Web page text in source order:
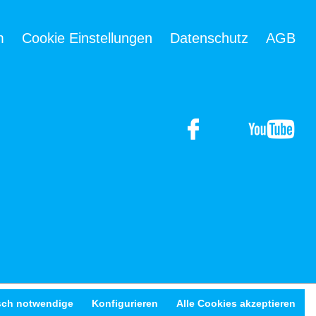
Cookie Einstellungen Datenschutz AGB
notwendige Konfigurieren Alle Cookies akzeptieren